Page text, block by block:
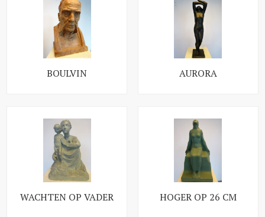
BOULVIN AURORA
WACHTEN OP VADER HOGER OP 26 CM